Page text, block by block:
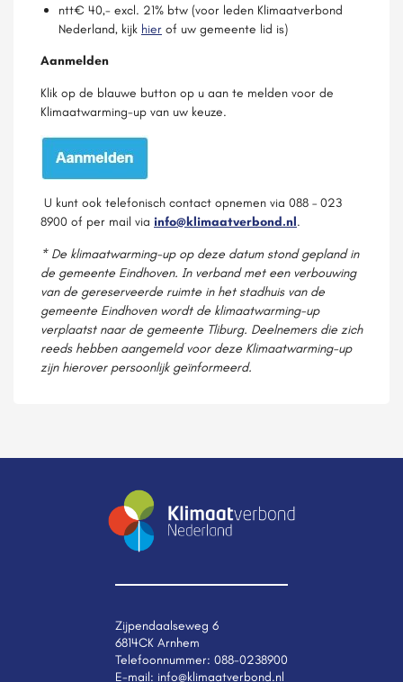
ntt€ 40,- excl. 21% btw (voor leden Klimaatverbond
Nederland, kijk hier of uw gemeente lid is)
Aanmelden
Klik op de blauwe button op u aan te melden voor de
Klimaatwarming-up van uw keuze.
U kunt ook telefonisch contact opnemen via 088 – 023
8900 of per mail via info@klimaatverbond.nl.
* De klimaatwarming-up op deze datum stond gepland in
de gemeente Eindhoven. In verband met een verbouwing
van de gereserveerde ruimte in het stadhuis van de
gemeente Eindhoven wordt de klimaatwarming-up
verplaatst naar de gemeente Tliburg. Deelnemers die zich
reeds hebben aangemeld voor deze Klimaatwarming-up
zijn hierover persoonlijk geïnformeerd.
Zijpendaalseweg 6
6814CK Arnhem
Telefoonnummer: 088-0238900
E-mail: info@klimaatverbond.nl